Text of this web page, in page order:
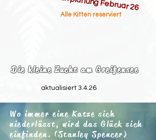
Alle Kitten reserviert
Die kleine Zucht am Greifensee
aktualisiert 3.4.26
Wo immer eine Katze sich
niederlässt, wird das Glück sich
einfinden. (Stanley Spencer)